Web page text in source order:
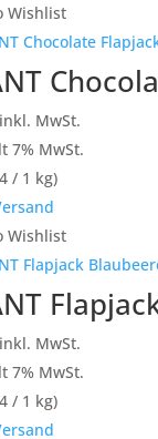
Wishlist
inkl. MwSt.
7% MwSt.
/ 1 kg)
Wishlist
inkl. MwSt.
7% MwSt.
/ 1 kg)